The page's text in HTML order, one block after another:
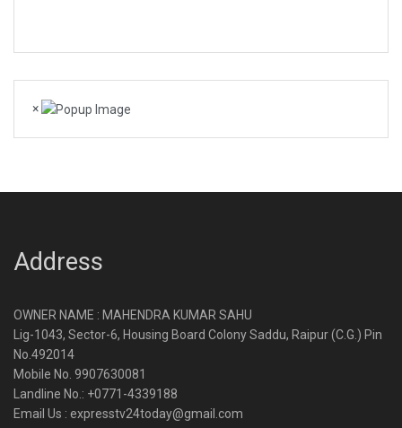
×
Address
OWNER NAME : MAHENDRA KUMAR SAHU
Lig-1043, Sector-6, Housing Board Colony Saddu, Raipur (C.G.) Pin
No.492014
Mobile No. 9907630081
Landline No.: +0771-4339188
Email Us : expresstv24today@gmail.com